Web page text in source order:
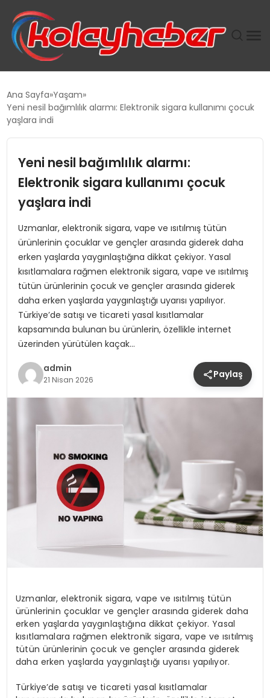
SUWEN’IN İSTIHDAM MODELI EKONOMIDE KADIN
TANYER YAPI ZEMIN MÜHENDISLIĞINDE HEDEF
BÜYÜTTÜ
TOROSLAR’DA PAZAR GERGİNLİĞİ!
Ana Sayfa Yaşam
Yeni nesil bağımlılık alarmı: Elektronik sigara kullanımı çocuk
yaşlara indi
Yeni nesil bağımlılık alarmı:
Elektronik sigara kullanımı çocuk
yaşlara indi
Uzmanlar, elektronik sigara, vape ve ısıtılmış tütün
ürünlerinin çocuklar ve gençler arasında giderek daha
erken yaşlarda yaygınlaştığına dikkat çekiyor. Yasal
kısıtlamalara rağmen elektronik sigara, vape ve ısıtılmış
tütün ürünlerinin çocuk ve gençler arasında giderek
daha erken yaşlarda yaygınlaştığı uyarısı yapılıyor.
Türkiye’de satışı ve ticareti yasal kısıtlamalar
kapsamında bulunan bu ürünlerin, özellikle internet
üzerinden yürütülen kaçak…
admin
21 Nisan 2026 Paylaş
Uzmanlar, elektronik sigara, vape ve ısıtılmış tütün
ürünlerinin çocuklar ve gençler arasında giderek daha
erken yaşlarda yaygınlaştığına dikkat çekiyor. Yasal
kısıtlamalara rağmen elektronik sigara, vape ve ısıtılmış
tütün ürünlerinin çocuk ve gençler arasında giderek
daha erken yaşlarda yaygınlaştığı uyarısı yapılıyor.
Türkiye’de satışı ve ticareti yasal kısıtlamalar